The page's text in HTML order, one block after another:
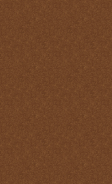
salvación de mundo
La Santa Misa y la santidad
La Santa Misa y la tibieza.
La Santa Misa y la unidad
La Santa Misa y la Vida
Eterna
La Santa Misa y las
virtudes
La Santa Misa y los
Ángeles
La Santa Misa y los Santos
La Santa Misa y nuestra
transformación en Cristo
La suprema adoración
Las cuatro finalidades de
la Santa Misa